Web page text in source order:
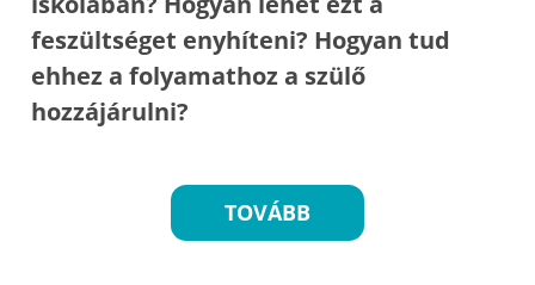
feszültséget enyhíteni? Hogyan tud
ehhez a folyamathoz a szülő
hozzájárulni?
TOVÁBB